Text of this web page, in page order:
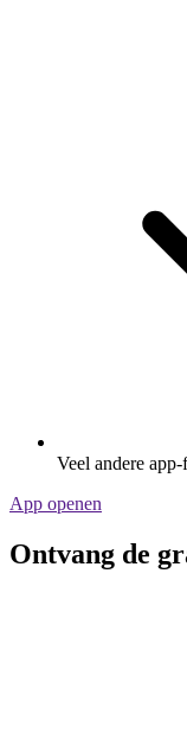
Veel andere
App openen
Ontvang de